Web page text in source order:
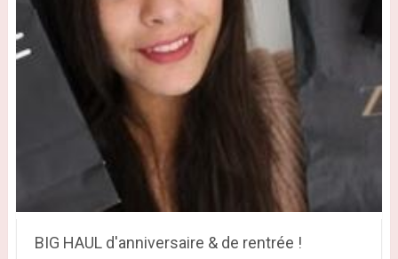
BIG HAUL d'anniversaire & de rentrée !